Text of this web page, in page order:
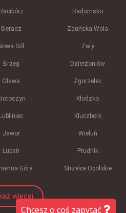
Racibórz Radomsko
Sieradz Zduńska Wola
Sól Żary
Brzeg Dzierżoniów
Oława Zgorzelec
Kłodzko
Lubliniec Kluczbork
Jawor Wieluń
Lubań Prudnik
Góra Strzelce Opolskie
więcej
Chcesz o coś zapytać